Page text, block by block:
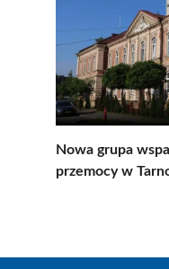
Nowa grupa
przemocy w